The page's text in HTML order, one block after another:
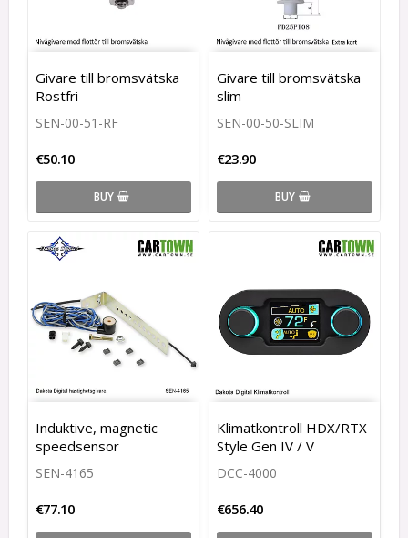
Givare till bromsvätska
Rostfri
SEN-00-51-RF
€50.10
BUY
Givare till bromsvätska
slim
SEN-00-50-SLIM
€23.90
BUY
Induktive, magnetic
speedsensor
SEN-4165
€77.10
Klimatkontroll HDX/RTX
Style Gen IV / V
DCC-4000
€656.40